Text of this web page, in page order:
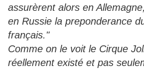
assurèrent alors en
en Russie la preponderance
français."
Comme on le voit le Cirque
réellement existé et pas